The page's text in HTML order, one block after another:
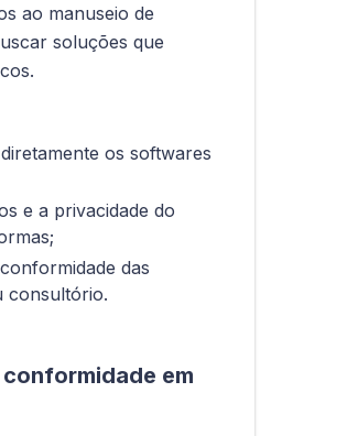
ao manuseio de
soluções que
os softwares
e a privacidade do
das
consultório.
em